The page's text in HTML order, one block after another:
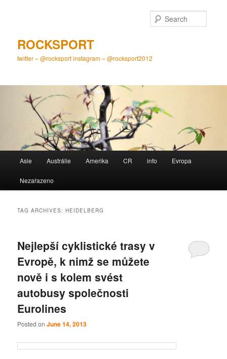
ROCKSPORT
twitter – @rocksport instagram – @rocksport2012
Asie Austrálie Amerika CR info Evropa
Nezařazeno
TAG ARCHIVES:HEIDELBERG
Nejlepší cyklistické trasy v
Evropě, k nimž se můžete
nově i s kolem svést
autobusy společnosti
Eurolines
Posted onJune 14, 2013